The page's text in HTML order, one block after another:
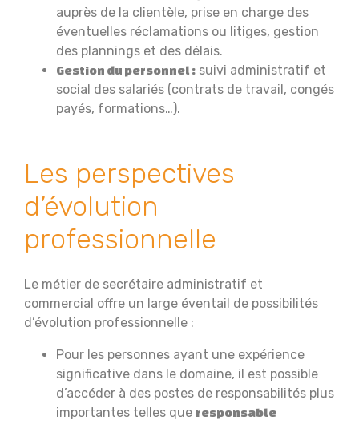
auprès de la clientèle, prise en charge des
éventuelles réclamations ou litiges, gestion
des plannings et des délais.
Gestion du personnel : suivi administratif et
social des salariés (contrats de travail, congés
payés, formations…).
Les perspectives
d’évolution
professionnelle
Le métier de secrétaire administratif et
commercial offre un large éventail de possibilités
d’évolution professionnelle :
Pour les personnes ayant une expérience
significative dans le domaine, il est possible
d’accéder à des postes de responsabilités plus
importantes telles que responsable